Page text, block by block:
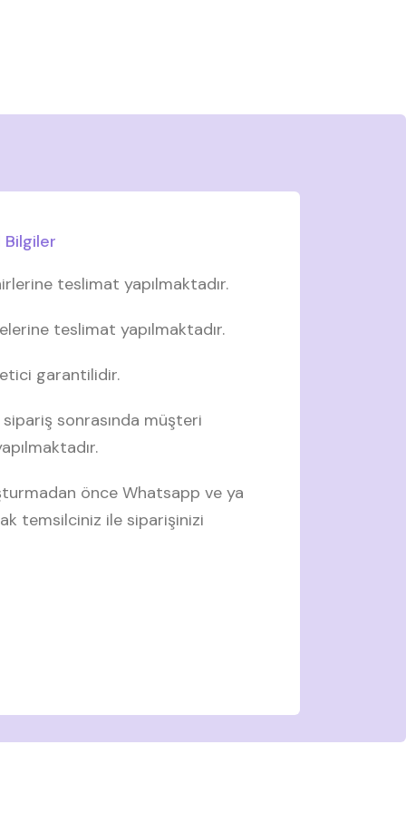
Bilgiler
teslimat yapılmaktadır.
teslimat yapılmaktadır.
garantilidir.
sonrasında müşteri
önce Whatsapp ve ya
temsilciniz ile siparişinizi